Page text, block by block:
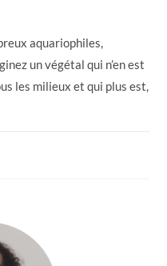
aquariophiles,
un végétal qui n’en est
les milieux et qui plus est,